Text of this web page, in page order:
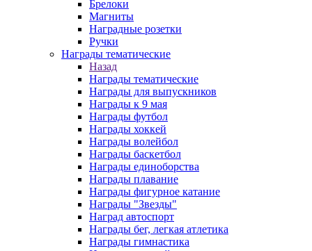
Брелоки
Магниты
Наградные розетки
Ручки
Награды тематические
Назад
Награды тематические
Награды для выпускников
Награды к 9 мая
Награды футбол
Награды хоккей
Награды волейбол
Награды баскетбол
Награды единоборства
Награды плавание
Награды фигурное катание
Награды "Звезды"
Наград автоспорт
Награды бег, легкая атлетика
Награды гимнастика